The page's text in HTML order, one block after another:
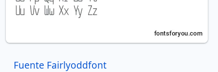
Fuente Fairlyoddfont